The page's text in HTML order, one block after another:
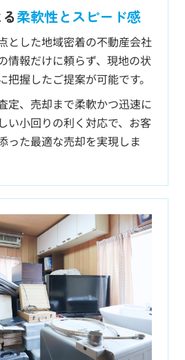
柔軟性とスピード感
とした地域密着の不動産会社
情報だけに頼らず、現地の状
把握したご提案が可能です。
定、売却まで柔軟かつ迅速に
い小回りの利く対応で、お客
った最適な売却を実現しま